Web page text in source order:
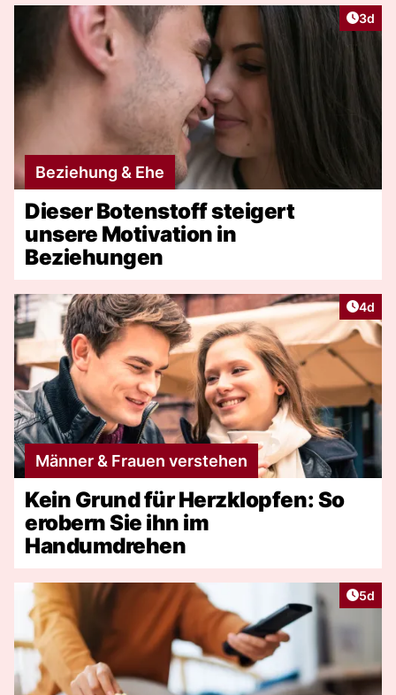
3d
Beziehung & Ehe
Dieser Botenstoff steigert
unsere Motivation in
Beziehungen
4d
Männer & Frauen verstehen
Kein Grund für Herzklopfen: So
erobern Sie ihn im
Handumdrehen
5d